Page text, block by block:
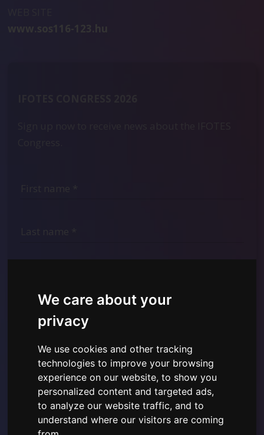
We care about your
privacy
We use cookies and other tracking
technologies to improve your browsing
experience on our website, to show you
personalized content and targeted ads,
to analyze our website traffic, and to
understand where our visitors are coming
www.sos116-123.hu
I have read and understood thePrivacy Policy shown
hereand give consent to the use of the personal data
provided.